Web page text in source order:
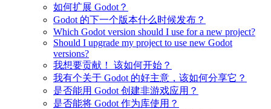
如何扩展 Godot？
Godot 的下一个版本什么时候发布？
Which Godot version should I use for a new project?
Should I upgrade my project to use new Godot
versions?
我想要贡献！ 该如何开始？
我有个关于 Godot 的好主意，该如何分享它？
是否能用 Godot 创建非游戏应用？
是否能将 Godot 作为库使用？